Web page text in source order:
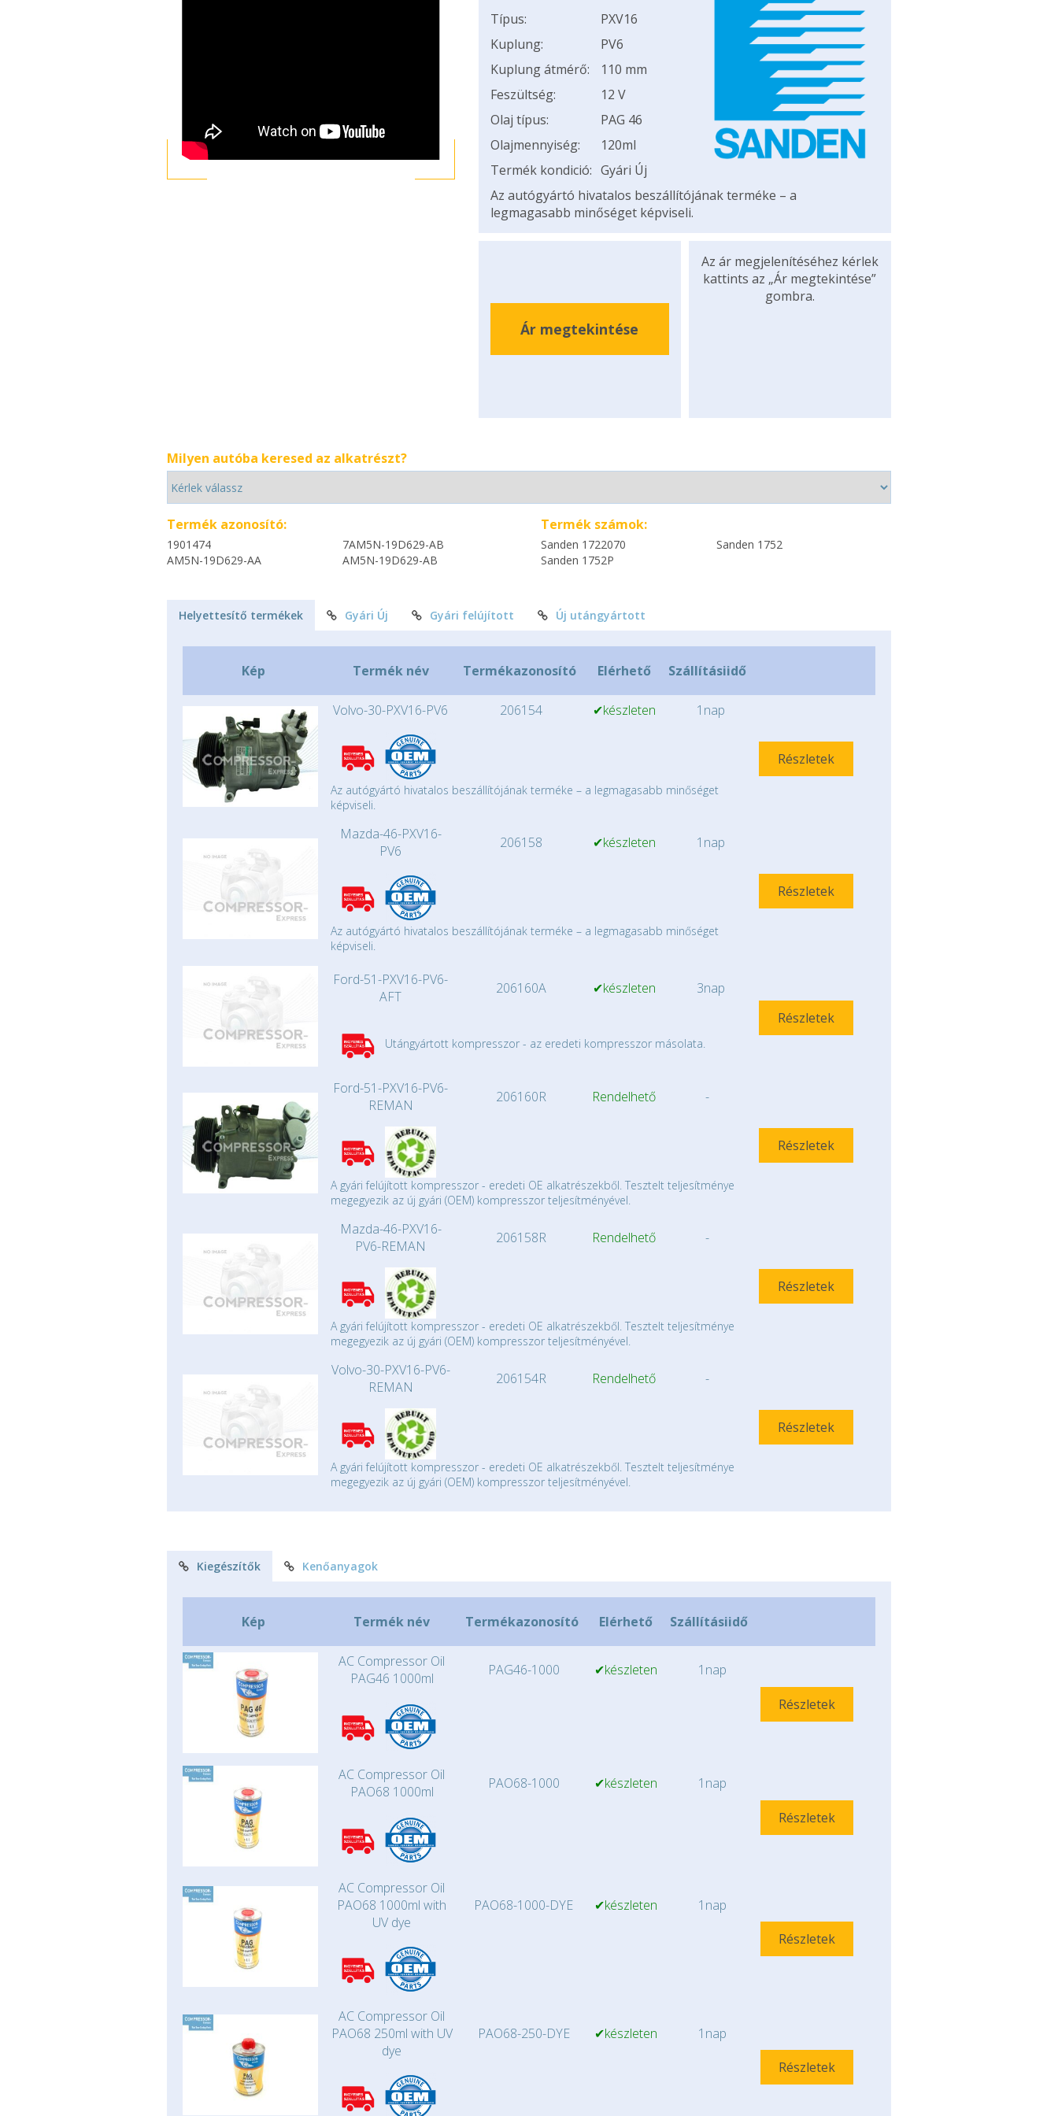
Típus:
PXV16
Kuplung:
PV6
Kuplung átmérő:
110 mm
Feszültség:
12 V
Olaj típus:
PAG 46
Olajmennyiség:
120ml
Termék kondició: Gyári Új
Az autógyártó hivatalos beszállítójának terméke – a
legmagasabb minőséget képviseli.
Ár megtekintése
Az ár megjelenítéséhez kérlek
kattints az „Ár megtekintése”
gombra.
Milyen autóba keresed az alkatrészt?
Termék azonosító:
1901474
7AM5N-19D629-AB
AM5N-19D629-AA
AM5N-19D629-AB
Termék számok:
Sanden 1722070
Sanden 1752
Sanden 1752P
Helyettesítő termékek Gyári Új Gyári felújított Új utángyártott
Kép Termék név Termékazonosító Elérhető Szállításiidő
Volvo-30-PXV16-PV6 206154 ✔készleten 1nap
Részletek
Az autógyártó hivatalos beszállítójának terméke – a legmagasabb minőséget
képviseli.
Mazda-46-PXV16-
PV6
206158 ✔készleten 1nap
Részletek
Az autógyártó hivatalos beszállítójának terméke – a legmagasabb minőséget
képviseli.
Ford-51-PXV16-PV6-
AFT
206160A ✔készleten
3nap
Részletek
Utángyártott kompresszor - az eredeti kompresszor másolata.
Ford-51-PXV16-PV6-
REMAN
206160R Rendelhető -
Részletek
A gyári felújított kompresszor - eredeti OE alkatrészekből. Tesztelt teljesítménye
megegyezik az új gyári (OEM) kompresszor teljesítményével.
Mazda-46-PXV16-
PV6-REMAN
206158R Rendelhető -
Részletek
A gyári felújított kompresszor - eredeti OE alkatrészekből. Tesztelt teljesítménye
megegyezik az új gyári (OEM) kompresszor teljesítményével.
Volvo-30-PXV16-PV6-
REMAN
206154R Rendelhető -
Részletek
A gyári felújított kompresszor - eredeti OE alkatrészekből. Tesztelt teljesítménye
megegyezik az új gyári (OEM) kompresszor teljesítményével.
Kiegészítők Kenőanyagok
Kép Termék név Termékazonosító Elérhető Szállításiidő
AC Compressor Oil
PAG46 1000ml
PAG46-1000 ✔készleten
1nap
Részletek
AC Compressor Oil
PAO68 1000ml
PAO68-1000 ✔készleten
1nap
Részletek
AC Compressor Oil
PAO68 1000ml with
UV dye
PAO68-1000-DYE ✔készleten
1nap
Részletek
AC Compressor Oil
PAO68 250ml with UV
dye
PAO68-250-DYE ✔készleten
1nap
Részletek